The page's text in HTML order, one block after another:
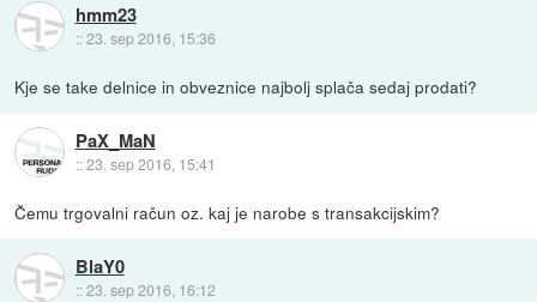
hmm23
::23. sep 2016, 15:36
Kje se take delnice in obveznice najbolj splača sedaj prodati?
PaX_MaN
::23. sep 2016, 15:41
Čemu trgovalni račun oz. kaj je narobe s transakcijskim?
BlaY0
::23. sep 2016, 16:12